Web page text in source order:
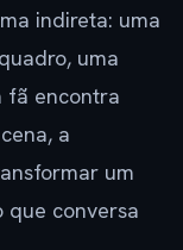
indireta: uma
uma
fã encontra
a
um
conversa